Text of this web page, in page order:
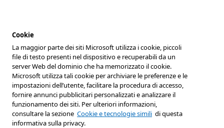
Cookie
La maggior parte dei siti Microsoft utilizza i cookie, piccoli
file di testo presenti nel dispositivo e recuperabili da un
server Web del dominio che ha memorizzato il cookie.
Microsoft utilizza tali cookie per archiviare le preferenze e le
impostazioni dell’utente, facilitare la procedura di accesso,
fornire annunci pubblicitari personalizzati e analizzare il
funzionamento dei siti. Per ulteriori informazioni,
consultare la sezione Cookie e tecnologie simili di questa
informativa sulla privacy.